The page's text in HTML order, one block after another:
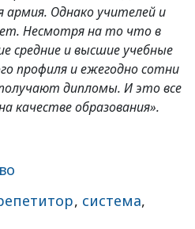
армия. Однако учителей и
Несмотря на то что в
средние и высшие учебные
профиля и ежегодно сотни
дипломы. И это все
качестве образования».
, система,